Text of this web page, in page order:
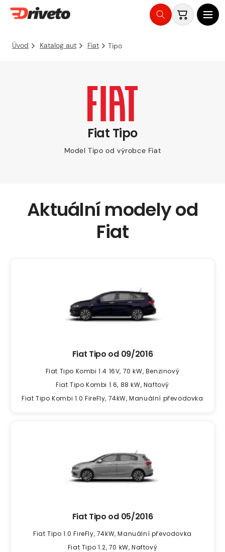
na
Košík
Úvod Katalog aut Fiat Tipo
Fiat Tipo
Model Tipo od výrobce Fiat
Aktuální modely od
Fiat
Fiat Tipo od 09/2016
Fiat Tipo Kombi 1.4 16V, 70 kW, Benzinový
Fiat Tipo Kombi 1.6, 88 kW, Naftový
Fiat Tipo Kombi 1.0 FireFly, 74kW, Manuální převodovka
Fiat Tipo od 05/2016
Fiat Tipo 1.0 FireFly, 74kW, Manuální převodovka
Fiat Tipo 1.2, 70 kW, Naftový